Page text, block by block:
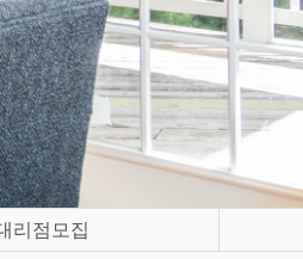
리점모집